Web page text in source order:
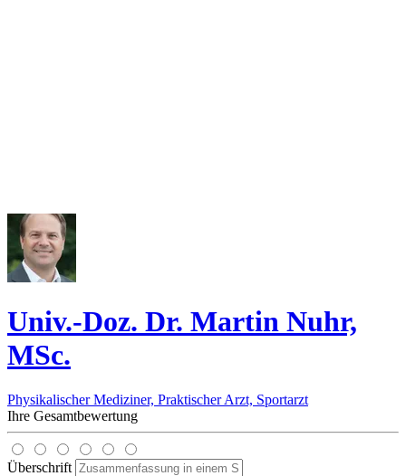
Univ.-Doz. Dr. Martin Nuhr,
MSc.
Physikalischer Mediziner, Praktischer Arzt, Sportarzt
Ihre Gesamtbewertung
Überschrift